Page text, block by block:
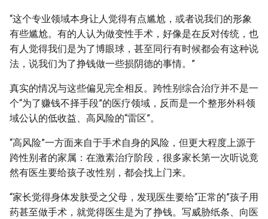
“这个专业领域本身让人觉得有点尴尬，或者说我们的形象
有些尴尬。有的人认为做变性手术，好像是在反对传统，也
有人觉得我们是为了博眼球，甚至同行有时候都会有这种说
法，说我们为了挣钱做一些损阴德的事情。”
真实的情况与这些偏见完全相反。跨性别综合治疗并不是一
个“为了赚钱不择手段”的医疗领域，反而是一个整形外科领
域公认的低收益、高风险的“雷区”。
“高风险”一方面来自于手术自身的风险，但更大程度上源于
跨性别者的家属：在激素治疗阶段，很多家长第一次听说竟
然有医生要给孩子改性别，都会找上门来。
“家长觉得身体发肤受之父母，发现医生要给“正常的”孩子用
药甚至做手术，就觉得医生是为了挣钱。写威胁纸条、向医